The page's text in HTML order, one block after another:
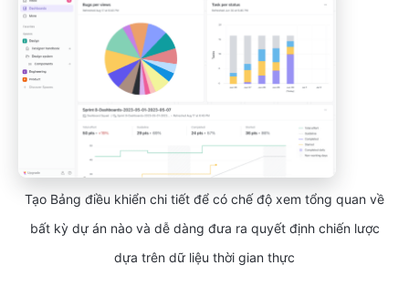
Tạo Bảng điều khiển chi tiết để có chế độ xem tổng quan về
bất kỳ dự án nào và dễ dàng đưa ra quyết định chiến lược
dựa trên dữ liệu thời gian thực